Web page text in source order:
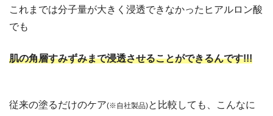
これまでは分子量が大きく浸透できなかったヒアルロン酸
でも
肌の角層すみずみまで浸透させることができるんです!!!
従来の塗るだけのケア(※自社製品)と比較しても、こんなに